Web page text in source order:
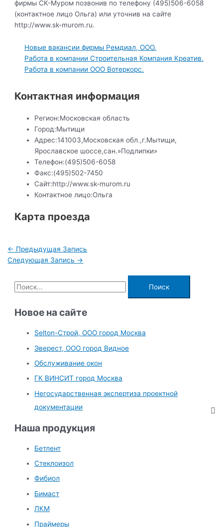
фирмы СК-Муром позвонив по телефону (495)506-6058
(контактное лицо Ольга) или уточнив на сайте
http://www.sk-murom.ru.
Новые вакансии фирмы Ремдиал, ООО.
Работа в компании Строительная Компания Креатив.
Работа в компании ООО Вотеркорс.
Контактная информация
Регион:Московская область
Город:Мытищи
Адрес:141003,Московская обл.,г.Мытищи,
Ярославское шоссе,сан.»Подлипки»
Телефон:(495)506-6058
Факс:(495)502-7450
Сайт:http://www.sk-murom.ru
Контактное лицо:Ольга
Карта проезда
Навигация
по
← Предыдущая Запись
Следующая Запись →
П
о
иНовое на сайте
Selton-Строй, OOO город Москва
Эверест, ООО город Видное
Обслуживание окон
ГК ВИНСИТ город Москва
Негосударственная экспертиза проектной
документации
Наша продукция
Бетлент
Стеклоизол
Фибиол
Бимаст
ЛКМ
Праймеры